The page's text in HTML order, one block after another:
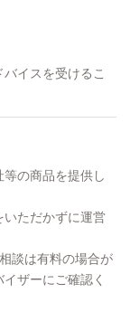
適化しワ
ります。
の悩みや
伝いがで
けるよう一
ナーズ株
に歩む、資
式会社と
する特定
立場から
門家です。
なく、お客
えを大切
イスを受けるこ
の商品を提供し
ただかずに運営
談は有料の場合が
ザーにご確認く